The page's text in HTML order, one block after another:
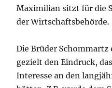
Maximilian sitzt für die
der Wirtschaftsbehörde.
Die Brüder
gezielt den Eindruck,
Interesse an den